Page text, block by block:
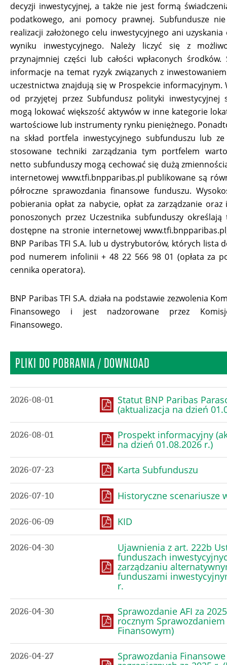
decyzji inwestycyjnej, a także nie jest formą
podatkowego, ani pomocy prawnej. Subfundusze
realizacji założonego celu inwestycyjnego ani
wyniku inwestycyjnego. Należy liczyć się z
przynajmniej części lub całości wpłaconych środków.
informacje na temat ryzyk związanych z
uczestnictwa znajdują się w Prospekcie informacyjnym.
od przyjętej przez Subfundusz polityki inwestycyjnej
mogą lokować większość aktywów w inne kategorie
wartościowe lub instrumenty rynku pieniężnego.
na skład portfela inwestycyjnego subfunduszu lub
stosowane techniki zarządzania tym portfelem
netto subfunduszy mogą cechować się dużą
internetowej www.tfi.bnpparibas.pl publikowane są
półroczne sprawozdania finansowe funduszu.
pobierania opłat za nabycie, opłat za zarządzanie oraz
ponoszonych przez Uczestnika subfunduszy określają
dostępne na stronie internetowej
BNP Paribas TFI S.A. lub u dystrybutorów, których lista
pod numerem infolinii + 48 22 566 98 01 (opłata za
cennika operatora).
BNP Paribas TFI S.A. działa na podstawie zezwolenia
Finansowego i jest nadzorowane przez
Finansowego.
PLIKI DO POBRANIA / DOWNLOAD
2026-08-01 Statut BNP Paribas
(aktualizacja na dzień
2026-08-01 Prospekt informacyjny
na dzień 01.08.2026 r.)
2026-07-23 Karta Subfunduszu
2026-07-10 Historyczne scenariusze
2026-06-09 KID
2026-04-30 Ujawnienia z art. 222b
funduszach
zarządzaniu
funduszami
r.
2026-04-30 Sprawozdanie AFI za
rocznym Sprawozdaniem
Finansowym)
2026-04-27 Sprawozdania